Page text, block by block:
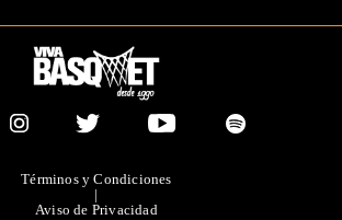
Términos y Condiciones
|
Aviso de Privacidad